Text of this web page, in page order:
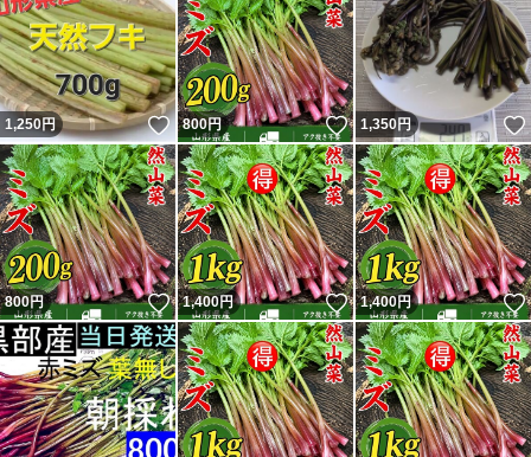
1,250円 いいね！
800円 いいね！
1,350円
800円 いいね！
1,400円 いいね！
1,400円